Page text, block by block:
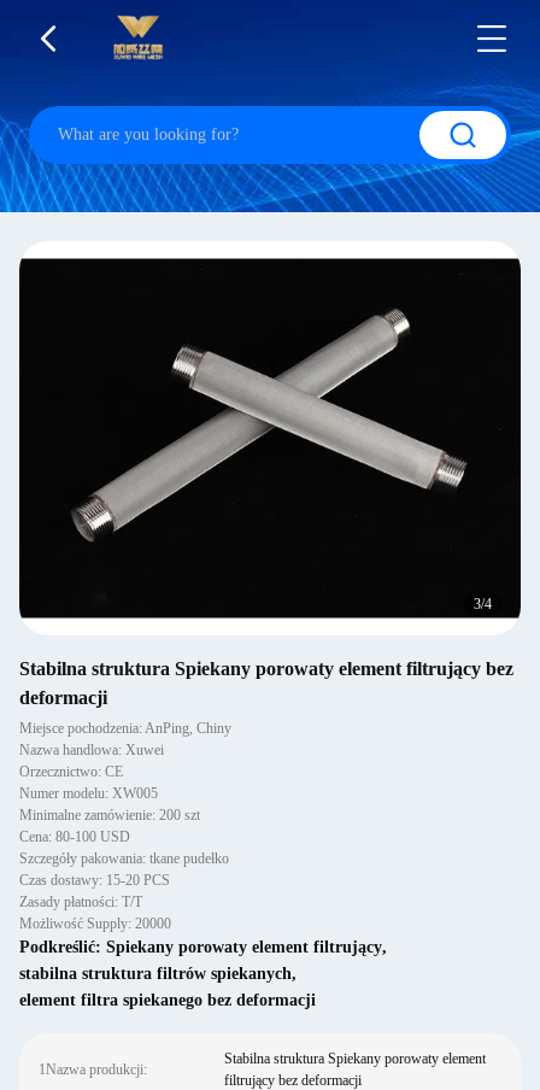
3/4
Stabilna struktura Spiekany porowaty element filtrujący bez
deformacji
Miejsce pochodzenia: AnPing, Chiny
Nazwa handlowa: Xuwei
Orzecznictwo: CE
Numer modelu: XW005
Minimalne zamówienie: 200 szt
Cena: 80-100 USD
Szczegóły pakowania: tkane pudełko
Czas dostawy: 15-20 PCS
Zasady płatności: T/T
Możliwość Supply: 20000
Podkreślić: Spiekany porowaty element filtrujący,
stabilna struktura filtrów spiekanych,
element filtra spiekanego bez deformacji
1Nazwa produkcji:
Stabilna struktura Spiekany porowaty element
filtrujący bez deformacji